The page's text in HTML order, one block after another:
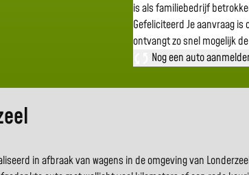
is als familiebedrijf
GefeliciteerdJe aanvraag is
ontvangt zo snel mogelijk
Nog een auto
in afbraak van wagens in de omgeving van